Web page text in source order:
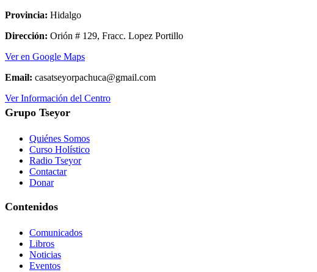
Provincia: Hidalgo
Dirección: Orión # 129, Fracc. Lopez Portillo
Ver en Google Maps
Email: casatseyorpachuca@gmail.com
Ver Información del Centro
Grupo Tseyor
Quiénes Somos
Curso Holístico
Radio Tseyor
Contactar
Donar
Contenidos
Comunicados
Libros
Noticias
Eventos